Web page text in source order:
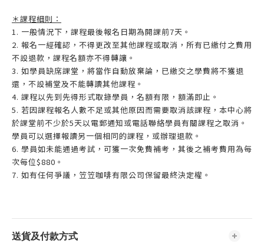
＊課程細則：
1. 一般情況下，課程最後報名日期為開課前7天。
2. 報名一經確認，不得更改至其他課程或取消，所有已繳付之費用
不設退款，課程名額亦不得轉讓。
3. 如學員缺席課堂，將當作自動放棄論，已繳交之學費將不獲退
還，不設補堂及不能轉讀其他課程。
4. 課程以先到先得形式取錄學員，名額有限，額滿即止。
5. 若因課程報名人數不足或其他原因而需要取消該課程，本中心將
於課堂前不少於5天以電郵通知或電話聯絡學員有關課程之取消。
學員可以選擇報讀另一個相同的課程，或辦理退款。
6. 學員如未能通過考試，可獲一次免費補考，其後之補考費用為每
次每位$880。
7. 如有任何爭議，笠笠咖啡有限公司保留最終決定權。
送貨及付款方式